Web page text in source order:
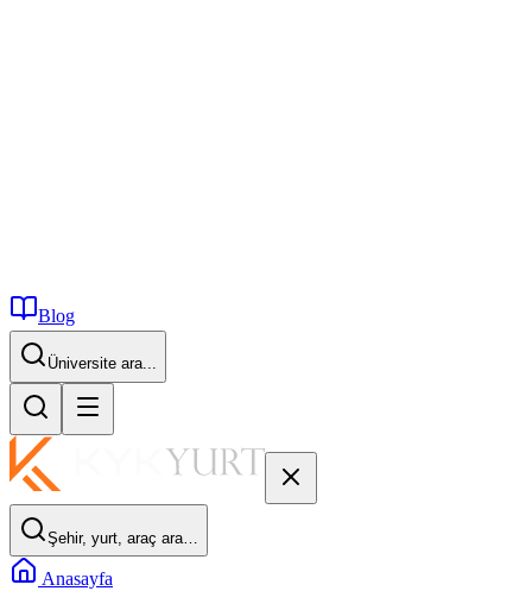
Blog
İstanbul...
Şehir, yurt, araç ara…
Anasayfa